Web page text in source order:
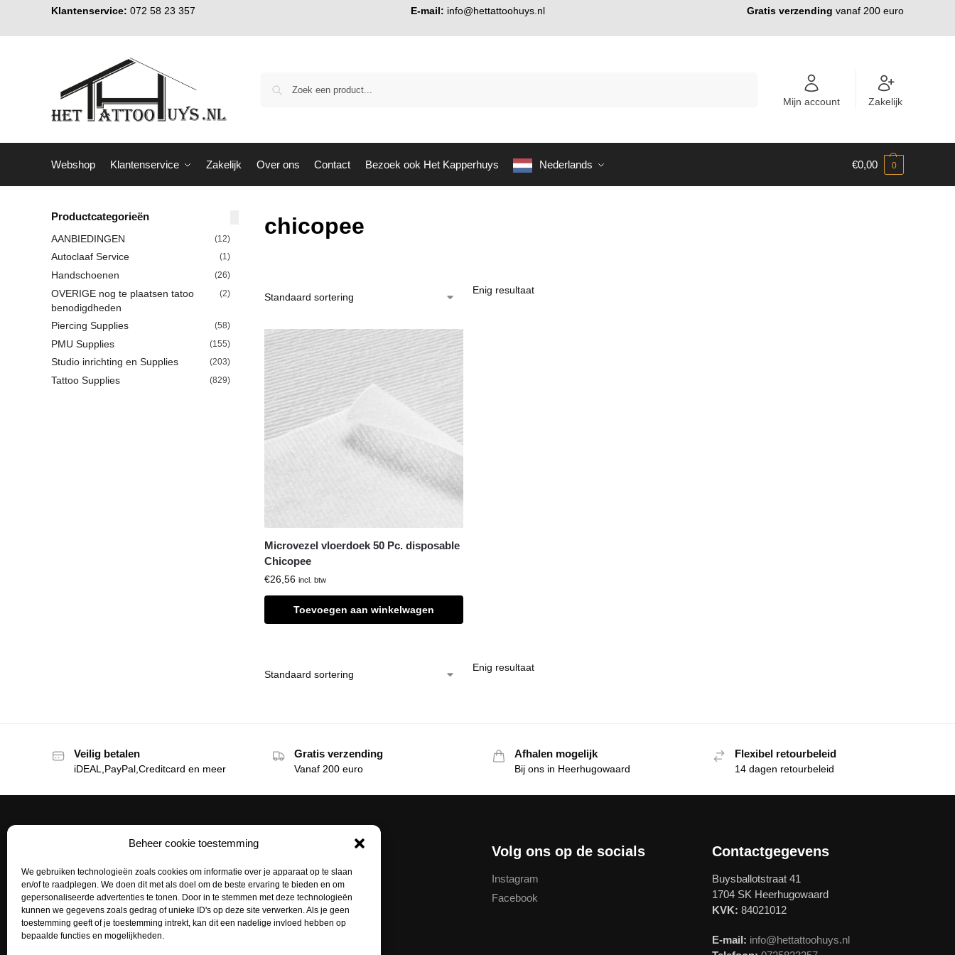
Beheer cookie toestemming
We gebruiken technologieën zoals cookies om informatie over je apparaat op te slaan
en/of te raadplegen. We doen dit met als doel om de beste ervaring te bieden en om
gepersonaliseerde advertenties te tonen. Door in te stemmen met deze technologieën
kunnen we gegevens zoals gedrag of unieke ID's op deze site verwerken. Als je geen
toestemming geeft of je toestemming intrekt, kan dit een nadelige invloed hebben op
bepaalde functies en mogelijkheden.
Klantenservice: 072 58 23 357 E-mail: info@hettattoohuys.nl Gratis verzending vanaf 200 euro
Mijn account Zakelijk
Webshop Klantenservice Zakelijk Over ons Contact Bezoek ook Het Kapperhuys Nederlands €0,00 0
chicopee
Enig resultaat
Microvezel vloerdoek 50 Pc. disposable
Chicopee
€26,56 incl. btw
Toevoegen aan winkelwagen
Enig resultaat
Productcategorieën
AANBIEDINGEN (12)
Autoclaaf Service (1)
Handschoenen (26)
OVERIGE nog te plaatsen tatoo
benodigdheden
(2)
Piercing Supplies (58)
PMU Supplies (155)
Studio inrichting en Supplies (203)
Tattoo Supplies (829)
Veilig betalen
iDEAL,PayPal,Creditcard en meer
Gratis verzending
Vanaf 200 euro
Afhalen mogelijk
Bij ons in Heerhugowaard
Flexibel retourbeleid
14 dagen retourbeleid
Het Tattoohuys
Een complete inrichting voor je
tattoostudio uitzoeken of het aanvullen
van je voorraad tattoo supplies: het kan
allemaal bij het Tattoohuys, dé
groothandel voor al jouw supplies.
Klantenservice
Bestellen
Betaalmethodes
Mijn account
Volg ons op de socials
Instagram
Facebook
Contactgegevens
Buysballotstraat 41
1704 SK Heerhugowaard
KVK: 84021012
E-mail: info@hettattoohuys.nl